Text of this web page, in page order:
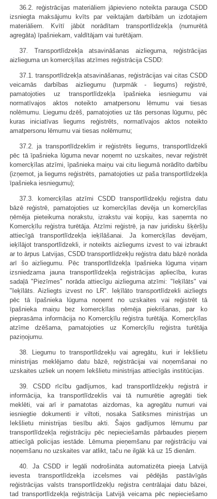
36.2. reģistrācijas materiāliem jāpievieno noteikta parauga CSDD
izsniegta maksājumu kvīts par veiktajām darbībām un izdotajiem
materiāliem. Kvītī jābūt norādītam transportlīdzekļa (numurētā
agregāta) īpašniekam, valdītājam vai turētājam.
37. Transportlīdzekļa atsavināšanas aizlieguma, reģistrācijas
aizlieguma un komercķīlas atzīmes reģistrācija CSDD:
37.1. transportlīdzekļa atsavināšanas, reģistrācijas vai citas CSDD
veicamās darbības aizliegumu (turpmāk - liegums) reģistrē,
pamatojoties uz transportlīdzekļa īpašnieka iesniegumu vai
normatīvajos aktos noteikto amatpersonu lēmumu vai tiesas
nolēmumu. Liegumu dzēš, pamatojoties uz tās personas lūgumu, pēc
kuras iniciatīvas liegums reģistrēts, normatīvajos aktos noteikto
amatpersonu lēmumu vai tiesas nolēmumu;
37.2. ja transportlīdzeklim ir reģistrēts liegums, transportlīdzekli
pēc tā īpašnieka lūguma nevar noņemt no uzskaites, nevar reģistrēt
komercķīlas atzīmi, īpašnieka maiņu vai citu liegumā norādīto darbību
(izņemot, ja liegums reģistrēts, pamatojoties uz paša transportlīdzekļa
īpašnieka iesniegumu);
37.3. komercķīlas atzīmi CSDD transportlīdzekļu reģistra datu
bāzē reģistrē, pamatojoties uz komercķīlas devēja un komercķīlas
ņēmēja pieteikuma norakstu, izrakstu vai kopiju, kas saņemta no
Komercķīlu reģistra turētāja. Atzīmi reģistrē, ja nav juridisku šķēršļu
attiecīgā transportlīdzekļa ieķīlāšanai. Ja komercķīlas devējam,
ieķīlājot transportlīdzekli, ir noteikts aizliegums izvest to vai izbraukt
ar to ārpus Latvijas, CSDD transportlīdzekļu reģistra datu bāzē norāda
arī šo aizliegumu. Pēc transportlīdzekļa īpašnieka lūguma viņam
izsniedzama jauna transportlīdzekļa reģistrācijas apliecība, kuras
sadaļā "Piezīmes" norāda attiecīgu aizlieguma atzīmi: "Ieķīlāts" vai
"Ieķīlāts. Aizliegts izvest no LR". Ieķīlāto transportlīdzekli aizliegts
pēc tā īpašnieka lūguma noņemt no uzskaites vai reģistrēt tā
īpašnieka maiņu bez komercķīlas ņēmēja piekrišanas, par ko
pieprasāma informācija no Komercķīlu reģistra turētāja. Komercķīlas
atzīme dzēšama, pamatojoties uz Komercķīlu reģistra turētāja
paziņojumu.
38. Liegumu to transportlīdzekļu vai agregātu, kuri ir Iekšlietu
ministrijas meklējamo datu bāzē, reģistrācijai vai noņemšanai no
uzskaites uzliek un noņem Iekšlietu ministrijas attiecīgās institūcijas.
39. CSDD rīcību gadījumos, kad transportlīdzekļu reģistrā ir
informācija, ka transportlīdzeklis vai tā numurētie agregāti tiek
meklēti, vai arī ir pamatotas aizdomas, ka agregātu numuri vai
iesniegtie dokumenti ir viltoti, nosaka Satiksmes ministrijas un
Iekšlietu ministrijas tiesību akti. Šajos gadījumos lēmumu par
transportlīdzekļa reģistrāciju pēc nepieciešamās pārbaudes pieņem
attiecīgā policijas iestāde. Lēmuma pieņemšanu par reģistrāciju vai
noņemšanu no uzskaites var atlikt, taču ne ilgāk kā uz 15 dienām.
40. Ja CSDD ir legāli nodrošināta automatizēta pieeja Latvijā
ievesta transportlīdzekļa izcelsmes vai pēdējās pastāvīgās
reģistrācijas valsts transportlīdzekļu reģistra centrālajai datu bāzei,
tad transportlīdzekļa reģistrācija Latvijā veicama pēc nepieciešamo